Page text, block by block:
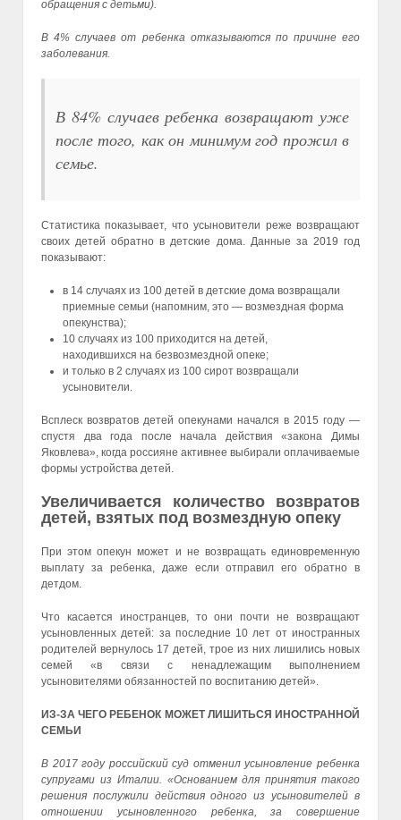
обращения с детьми).
В 4% случаев от ребенка отказываются по причине его
заболевания.
В 84% случаев ребенка возвращают уже
после того, как он минимум год прожил в
семье.
Статистика показывает, что усыновители реже возвращают
своих детей обратно в детские дома. Данные за 2019 год
показывают:
в 14 случаях из 100 детей в детские дома возвращали
приемные семьи (напомним, это — возмездная форма
опекунства);
10 случаях из 100 приходится на детей,
находившихся на безвозмездной опеке;
и только в 2 случаях из 100 сирот возвращали
усыновители.
Всплеск возвратов детей опекунами начался в 2015 году —
спустя два года после начала действия «закона Димы
Яковлева», когда россияне активнее выбирали оплачиваемые
формы устройства детей.
Увеличивается количество возвратов
детей, взятых под возмездную опеку
При этом опекун может и не возвращать единовременную
выплату за ребенка, даже если отправил его обратно в
детдом.
Что касается иностранцев, то они почти не возвращают
усыновленных детей: за последние 10 лет от иностранных
родителей вернулось 17 детей, трое из них лишились новых
семей «в связи с ненадлежащим выполнением
усыновителями обязанностей по воспитанию детей».
ИЗ-ЗА ЧЕГО РЕБЕНОК МОЖЕТ ЛИШИТЬСЯ ИНОСТРАННОЙ
СЕМЬИ
В 2017 году российский суд отменил усыновление ребенка
супругами из Италии. «Основанием для принятия такого
решения послужили действия одного из усыновителей в
отношении усыновленного ребенка, за совершение